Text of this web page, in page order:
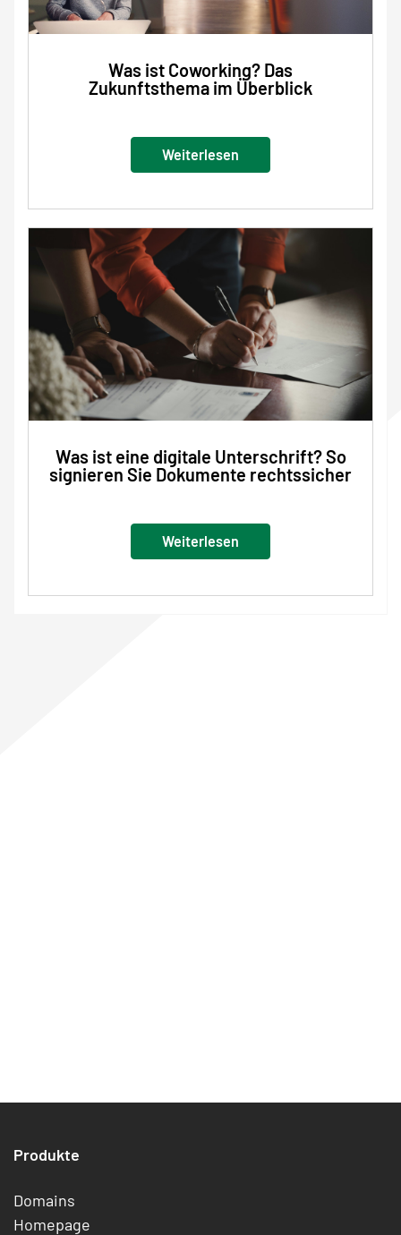
Was ist Coworking? Das
Zukunftsthema im Überblick
Weiterlesen
Was ist eine digitale Unterschrift? So
signieren Sie Dokumente rechtssicher
Weiterlesen
Produkte
Domains
Homepage